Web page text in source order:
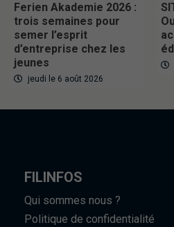
Ferien Akademie 2026 :
trois semaines pour
semer l’esprit
d’entreprise chez les
jeunes
jeudi le 6 août 2026
FILINFOS
Qui sommes nous ?
Politique de confidentialité